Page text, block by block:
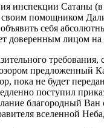
инспекции Сатаны
помощником
себя
доверенным лицом
предложенный
пока не будет
поступил
благородный
вселенной